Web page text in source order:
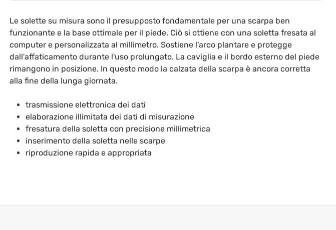
Le solette su misura sono il presupposto fondamentale per una scarpa ben
funzionante e la base ottimale per il piede. Ciò si ottiene con una soletta fresata al
computer e personalizzata al millimetro. Sostiene l'arco plantare e protegge
dall'affaticamento durante l'uso prolungato. La caviglia e il bordo esterno del piede
rimangono in posizione. In questo modo la calzata della scarpa è ancora corretta
alla fine della lunga giornata.
trasmissione elettronica dei dati
elaborazione illimitata dei dati di misurazione
fresatura della soletta con precisione millimetrica
inserimento della soletta nelle scarpe
riproduzione rapida e appropriata